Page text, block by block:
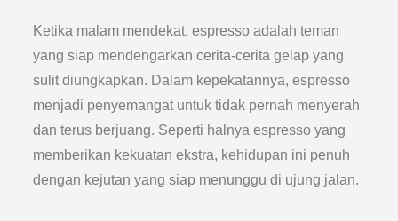
Ketika malam mendekat, espresso adalah teman
yang siap mendengarkan cerita-cerita gelap yang
sulit diungkapkan. Dalam kepekatannya, espresso
menjadi penyemangat untuk tidak pernah menyerah
dan terus berjuang. Seperti halnya espresso yang
memberikan kekuatan ekstra, kehidupan ini penuh
dengan kejutan yang siap menunggu di ujung jalan.